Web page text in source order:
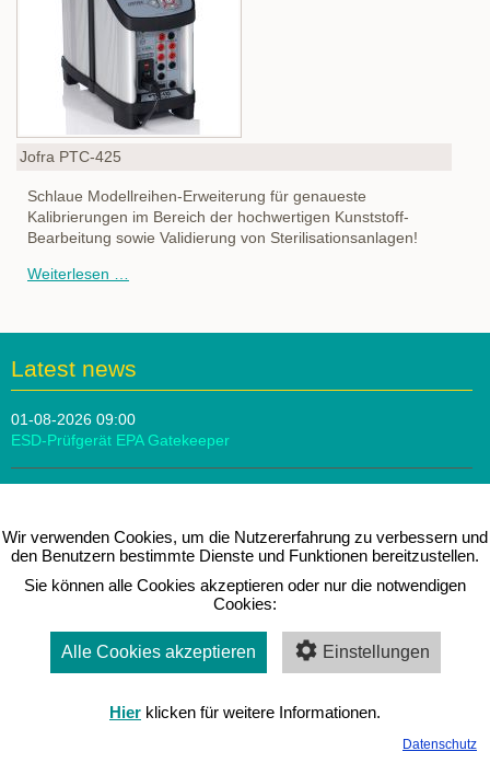
Wir verwenden Cookies, um die Nutzererfahrung zu verbessern und
den Benutzern bestimmte Dienste und Funktionen bereitzustellen.
Sie können alle Cookies akzeptieren oder nur die notwendigen
Cookies:
Alle Cookies akzeptieren Einstellungen
Hier klicken für weitere Informationen.
Datenschutz
Jofra PTC-425
Schlaue Modellreihen-Erweiterung für genaueste
Kalibrierungen im Bereich der hochwertigen Kunststoff-
Bearbeitung sowie Validierung von Sterilisationsanlagen!
Weiterlesen …
wird
Latest news
01-08-2026 09:00
ESD-Prüfgerät EPA Gatekeeper
Treston SAPEL Tischwagen
Messen & Seminare
Aktuell sind keine Termine vorhanden.